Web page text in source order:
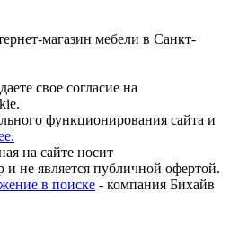
магазин мебели в Санкт-
свое согласие на
функционирования сайта и
на сайте носит
не является публичной офертой.
в поиске - компания Бихайв